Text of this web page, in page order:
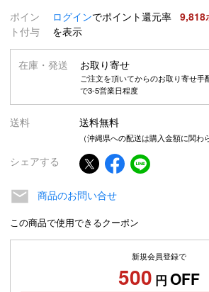
ポイン
ト付与
ログインでポイント還元率
を表示
9,818
在庫・発送 お取り寄せ
ご注文を頂いてからのお取り寄せ手
で3-5営業日程度
送料 送料無料
（沖縄県への配送は購入金額に関わ
シェアする
商品のお問い合せ
この商品で使用できるクーポン
新規会員登録で
500 円 OFF